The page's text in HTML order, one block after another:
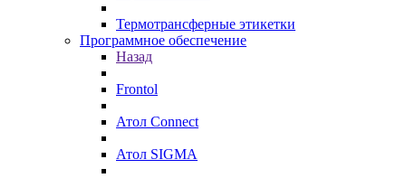
Термотрансферные этикетки
Программное обеспечение
Назад
Frontol
Атол Connect
Атол SIGMA